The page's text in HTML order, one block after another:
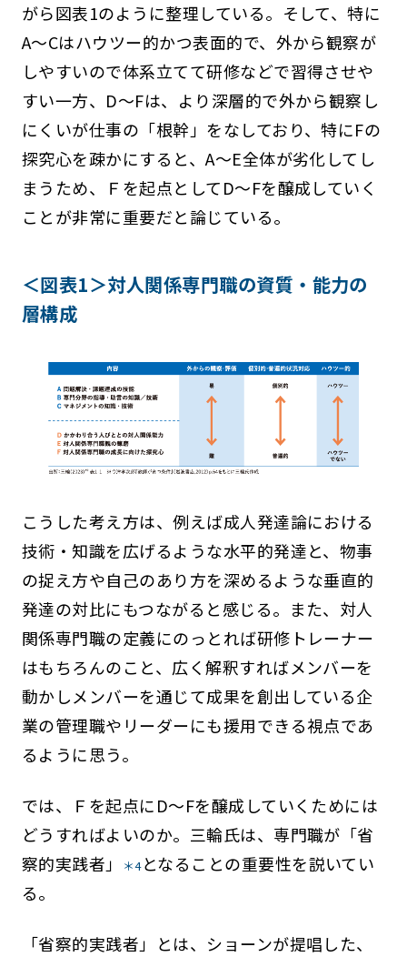
がら図表1のように整理している。そして、特に
A～Cはハウツー的かつ表面的で、外から観察が
しやすいので体系立てて研修などで習得させや
すい一方、D～Fは、より深層的で外から観察し
にくいが仕事の「根幹」をなしており、特にFの
探究心を疎かにすると、A～E全体が劣化してし
まうため、Ｆを起点としてD～Fを醸成していく
ことが非常に重要だと論じている。
＜図表1＞対人関係専門職の資質・能力の
層構成
こうした考え方は、例えば成人発達論における
技術・知識を広げるような水平的発達と、物事
の捉え方や自己のあり方を深めるような垂直的
発達の対比にもつながると感じる。また、対人
関係専門職の定義にのっとれば研修トレーナー
はもちろんのこと、広く解釈すればメンバーを
動かしメンバーを通じて成果を創出している企
業の管理職やリーダーにも援用できる視点であ
るように思う。
では、Ｆを起点にD～Fを醸成していくためには
どうすればよいのか。三輪氏は、専門職が「省
察的実践者」
＊4となることの重要性を説いてい
る。
「省察的実践者」とは、ショーンが提唱した、